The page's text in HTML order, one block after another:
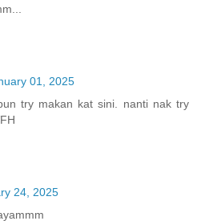
01, 2025
try makan kat sini. nanti nak try
24, 2025